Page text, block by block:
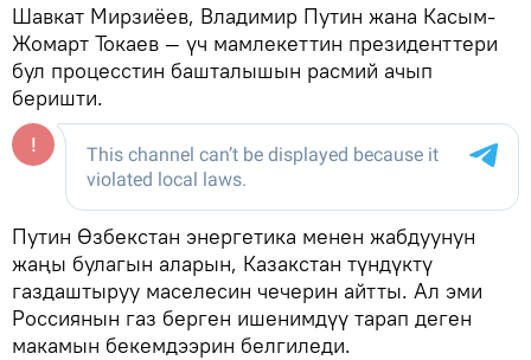
Шавкат Мирзиёев, Владимир Путин жана Касым-
Жомарт Токаев — үч мамлекеттин президенттери
бул процесстин башталышын расмий ачып
беришти.
Путин Өзбекстан энергетика менен жабдуунун
жаңы булагын аларын, Казакстан түндүктү
газдаштыруу маселесин чечерин айтты. Ал эми
Россиянын газ берген ишенимдүү тарап деген
макамын бекемдээрин белгиледи.